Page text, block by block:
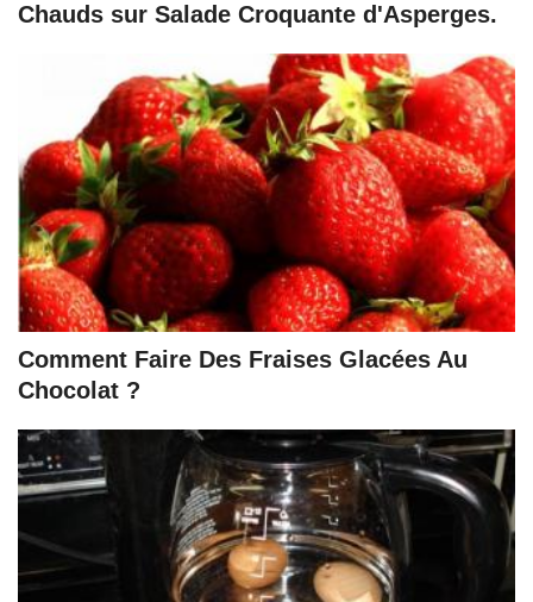
Chauds sur Salade Croquante d'Asperges.
Comment Faire Des Fraises Glacées Au
Chocolat ?